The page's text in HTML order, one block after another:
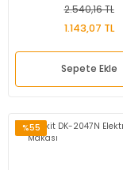
2.540,16 TL
1.143,07 TL
Sepete Ekle
%55